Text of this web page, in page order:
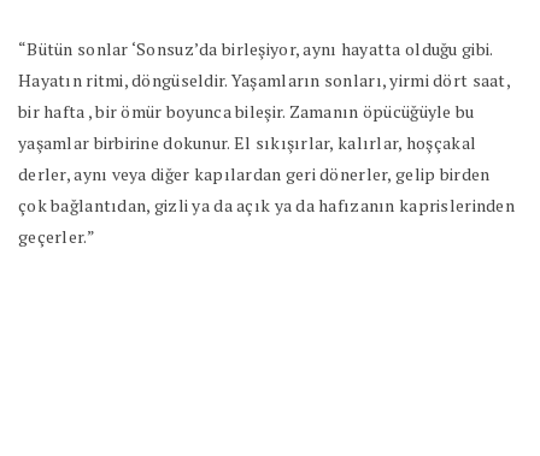
“Bütün sonlar ‘Sonsuz’da birleşiyor, aynı hayatta olduğu gibi.
Hayatın ritmi, döngüseldir. Yaşamların sonları, yirmi dört saat,
bir hafta , bir ömür boyunca bileşir. Zamanın öpücüğüyle bu
yaşamlar birbirine dokunur. El sıkışırlar, kalırlar, hoşçakal
derler, aynı veya diğer kapılardan geri dönerler, gelip birden
çok bağlantıdan, gizli ya da açık ya da hafızanın kaprislerinden
geçerler.”